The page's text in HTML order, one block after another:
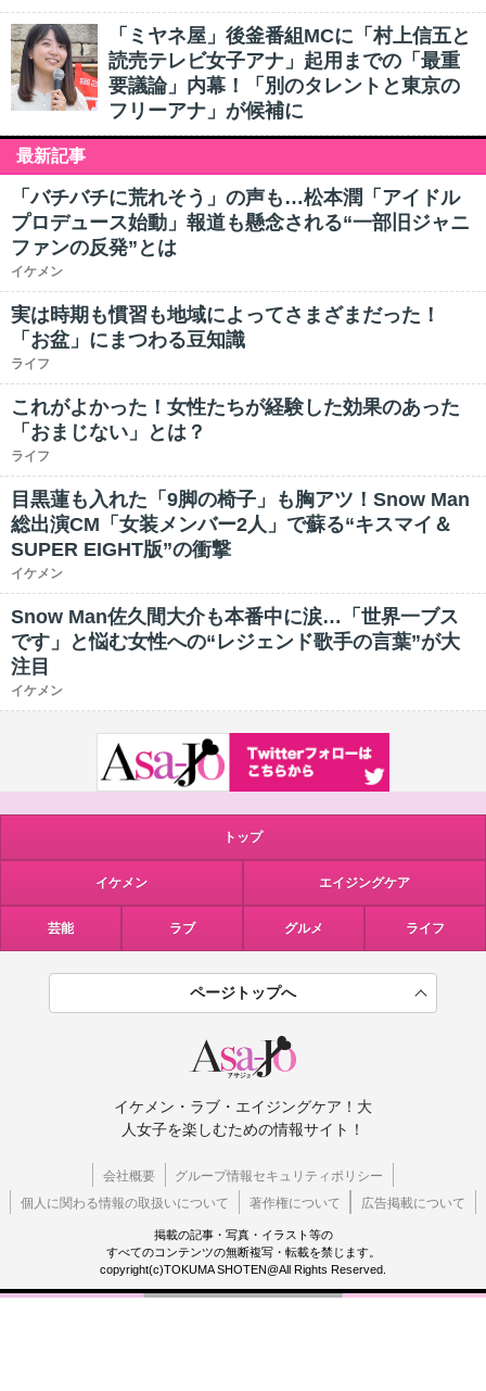
「ミヤネ屋」後釜番組MCに「村上信五と
読売テレビ女子アナ」起用までの「最重
要議論」内幕！「別のタレントと東京の
フリーアナ」が候補に
最新記事
「バチバチに荒れそう」の声も…松本潤「アイドル
プロデュース始動」報道も懸念される“一部旧ジャニ
ファンの反発”とは
イケメン
実は時期も慣習も地域によってさまざまだった！
「お盆」にまつわる豆知識
ライフ
これがよかった！女性たちが経験した効果のあった
「おまじない」とは？
ライフ
目黒蓮も入れた「9脚の椅子」も胸アツ！Snow Man
総出演CM「女装メンバー2人」で蘇る“キスマイ＆
SUPER EIGHT版”の衝撃
イケメン
Snow Man佐久間大介も本番中に涙…「世界一ブス
です」と悩む女性への“レジェンド歌手の言葉”が大
注目
イケメン
トップ
イケメン エイジングケア
芸能 ラブ グルメ ライフ
ページトップへ
イケメン・ラブ・エイジングケア！大
人女子を楽しむための情報サイト！
会社概要
グループ情報セキュリティポリシー
個人に関わる情報の取扱いについて
著作権について 広告掲載について
掲載の記事・写真・イラスト等の
すべてのコンテンツの無断複写・転載を禁じます。
copyright(c)TOKUMA SHOTEN@All Rights Reserved.